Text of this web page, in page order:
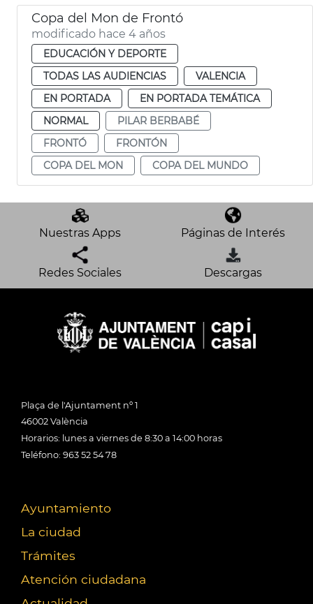
Copa del Mon de Frontó
modificado hace 4 años
EDUCACIÓN Y DEPORTE
TODAS LAS AUDIENCIAS
VALENCIA
EN PORTADA
EN PORTADA TEMÁTICA
NORMAL
PILAR BERBABÉ
FRONTÓ
FRONTÓN
COPA DEL MON
COPA DEL MUNDO
Nuestras Apps Páginas de Interés
Redes Sociales Descargas
Plaça de l'Ajuntament nº 1
46002 València
Horarios: lunes a viernes de 8:30 a 14:00 horas
Teléfono: 963 52 54 78
Ayuntamiento
La ciudad
Trámites
Atención ciudadana